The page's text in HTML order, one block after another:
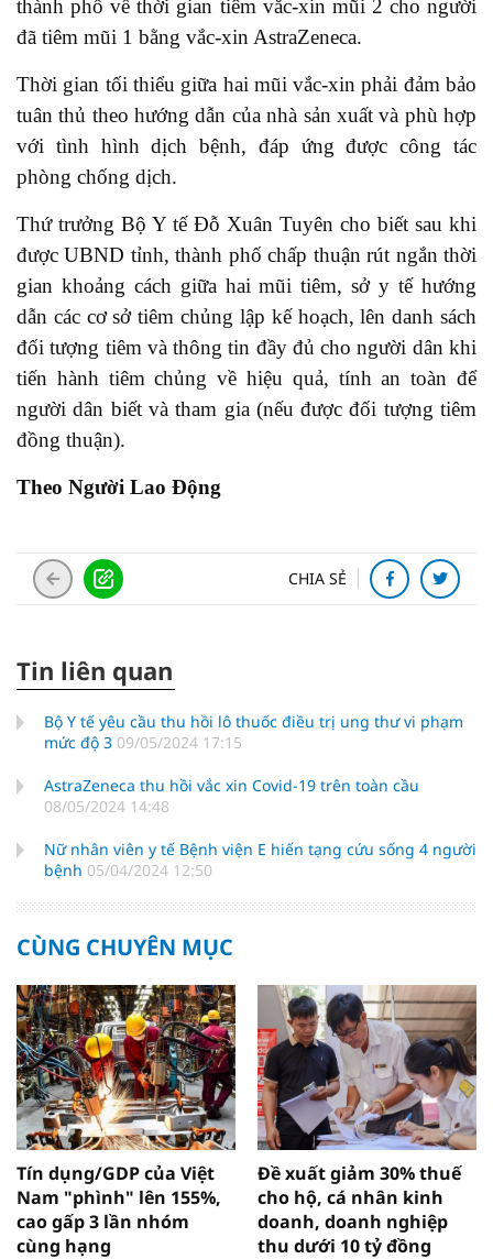
thành phố về thời gian tiêm vắc-xin mũi 2 cho người
đã tiêm mũi 1 bằng vắc-xin AstraZeneca.
Thời gian tối thiểu giữa hai mũi vắc-xin phải đảm bảo
tuân thủ theo hướng dẫn của nhà sản xuất và phù hợp
với tình hình dịch bệnh, đáp ứng được công tác
phòng chống dịch.
Thứ trưởng Bộ Y tế Đỗ Xuân Tuyên cho biết sau khi
được UBND tỉnh, thành phố chấp thuận rút ngắn thời
gian khoảng cách giữa hai mũi tiêm, sở y tế hướng
dẫn các cơ sở tiêm chủng lập kế hoạch, lên danh sách
đối tượng tiêm và thông tin đầy đủ cho người dân khi
tiến hành tiêm chủng về hiệu quả, tính an toàn để
người dân biết và tham gia (nếu được đối tượng tiêm
đồng thuận).
Theo Người Lao Động
CHIA SẺ
Tin liên quan
Bộ Y tế yêu cầu thu hồi lô thuốc điều trị ung thư vi phạm
mức độ 3 09/05/2024 17:15
AstraZeneca thu hồi vắc xin Covid-19 trên toàn cầu
08/05/2024 14:48
Nữ nhân viên y tế Bệnh viện E hiến tạng cứu sống 4 người
bệnh 05/04/2024 12:50
CÙNG CHUYÊN MỤC
Tín dụng/GDP của Việt
Nam "phình" lên 155%,
cao gấp 3 lần nhóm
cùng hạng
Đề xuất giảm 30% thuế
cho hộ, cá nhân kinh
doanh, doanh nghiệp
thu dưới 10 tỷ đồng